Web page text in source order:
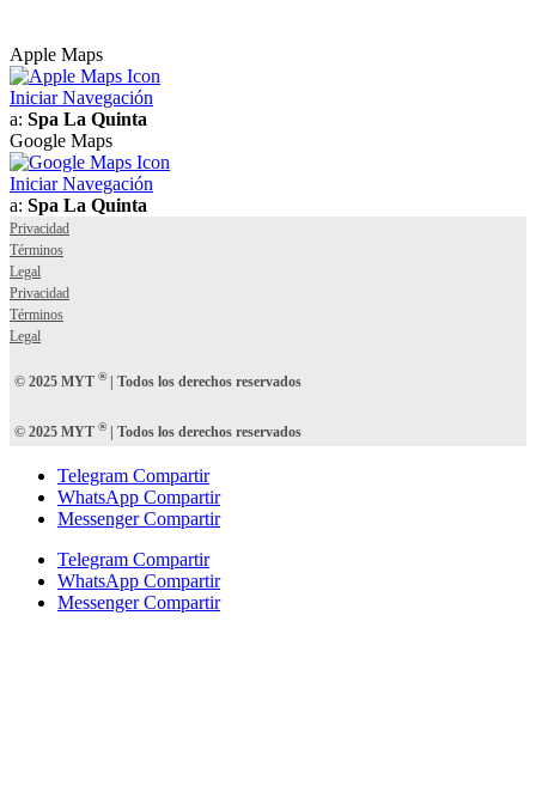
Apple Maps
Iniciar Navegación
a: Spa La Quinta
Google Maps
Iniciar Navegación
a: Spa La Quinta
Privacidad
Términos
Legal
Privacidad
Términos
Legal
© 2025 MYT ®| Todos los derechos reservados
© 2025 MYT ®| Todos los derechos reservados
Telegram Compartir
WhatsApp Compartir
Messenger Compartir
Telegram Compartir
WhatsApp Compartir
Messenger Compartir